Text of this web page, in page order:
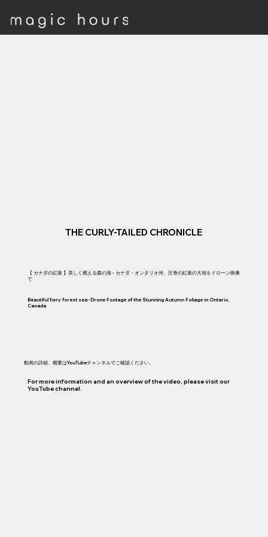
【 カナダの紅葉 】美しく燃える森の海 - カナダ・オンタリオ州、圧巻の紅葉の大地をドローン映像
で
THE CURLY-TAILED CHRONICLE
動画の詳細、概要はYouTubeチャンネルでご確認ください。
For more information and an overview of the video, please visit our
YouTube channel.
Beautiful fiery forest sea -Drone Footage of the Stunning Autumn Foliage in Ontario,
Canada